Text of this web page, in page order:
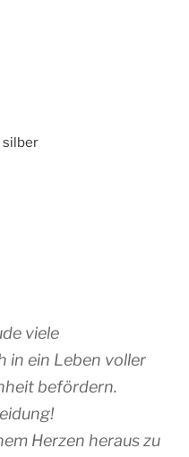
silber
viele
in ein Leben voller
befördern.
Herzen heraus zu